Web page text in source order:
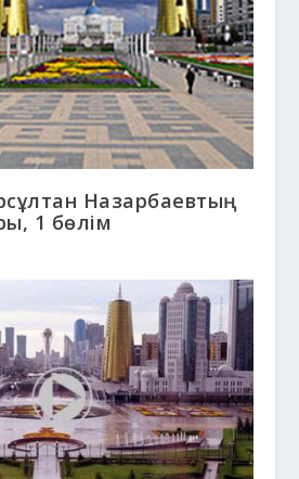
Назарбаевтың
1 бөлім